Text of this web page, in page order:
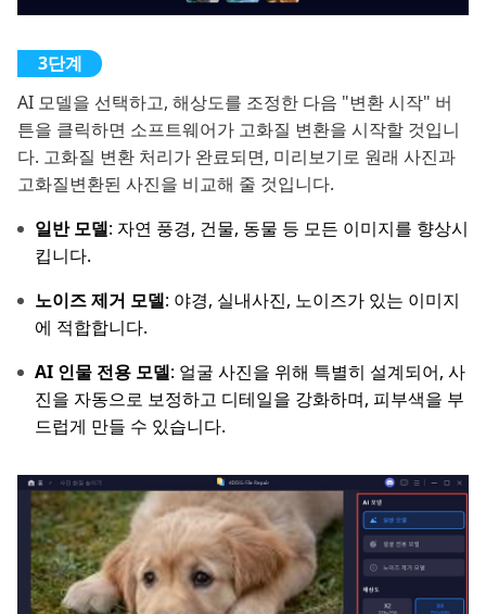
AI 모델을 선택하고, 해상도를 조정한 다음 "변환 시작" 버
튼을 클릭하면 소프트웨어가 고화질 변환을 시작할 것입니
다. 고화질 변환 처리가 완료되면, 미리보기로 원래 사진과
고화질변환된 사진을 비교해 줄 것입니다.
일반 모델: 자연 풍경, 건물, 동물 등 모든 이미지를 향상시
킵니다.
노이즈 제거 모델: 야경, 실내사진, 노이즈가 있는 이미지
에 적합합니다.
AI 인물 전용 모델: 얼굴 사진을 위해 특별히 설계되어, 사
진을 자동으로 보정하고 디테일을 강화하며, 피부색을 부
드럽게 만들 수 있습니다.